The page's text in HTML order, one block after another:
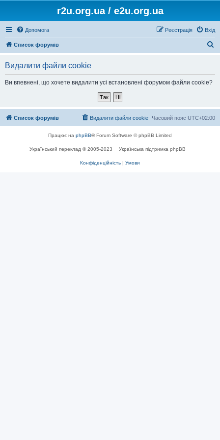
r2u.org.ua / e2u.org.ua
Допомога Вхід
Реєстрація
Список форумів
Видалити файли cookie
Ви впевнені, що хочете видалити усі встановлені форумом файли cookie?
Список форумів Часовий пояс UTC+02:00
Видалити файли cookie
Працює на phpBB® Forum Software © phpBB Limited
Український переклад © 2005-2023 Українська підтримка phpBB
Конфіденційність | Умови